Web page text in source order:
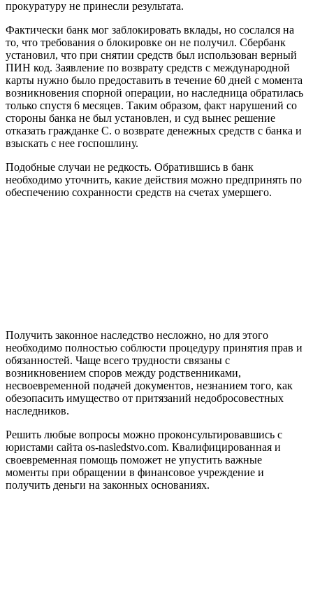
прокуратуру не принесли результата.
Фактически банк мог заблокировать вклады, но сослался на
то, что требования о блокировке он не получил. Сбербанк
установил, что при снятии средств был использован верный
ПИН код. Заявление по возврату средств с международной
карты нужно было предоставить в течение 60 дней с момента
возникновения спорной операции, но наследница обратилась
только спустя 6 месяцев. Таким образом, факт нарушений со
стороны банка не был установлен, и суд вынес решение
отказать гражданке С. о возврате денежных средств с банка и
взыскать с нее госпошлину.
Подобные случаи не редкость. Обратившись в банк
необходимо уточнить, какие действия можно предпринять по
обеспечению сохранности средств на счетах умершего.
Получить законное наследство несложно, но для этого
необходимо полностью соблюсти процедуру принятия прав и
обязанностей. Чаще всего трудности связаны с
возникновением споров между родственниками,
несвоевременной подачей документов, незнанием того, как
обезопасить имущество от притязаний недобросовестных
наследников.
Решить любые вопросы можно проконсультировавшись с
юристами сайта os-nasledstvo.com. Квалифицированная и
своевременная помощь поможет не упустить важные
моменты при обращении в финансовое учреждение и
получить деньги на законных основаниях.